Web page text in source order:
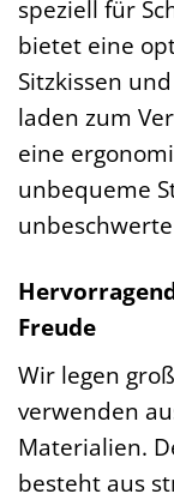
speziell für
bietet eine
Sitzkissen
laden zum
eine
unbequeme
Freude
Wir legen
verwenden
Materialien.
besteht aus